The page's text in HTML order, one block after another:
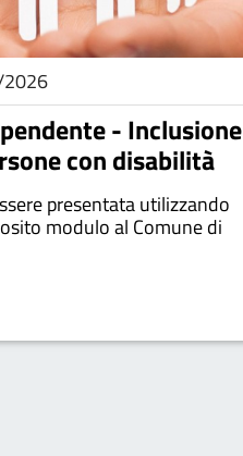
- Inclusione
con disabilità
presentata utilizzando
modulo al Comune di